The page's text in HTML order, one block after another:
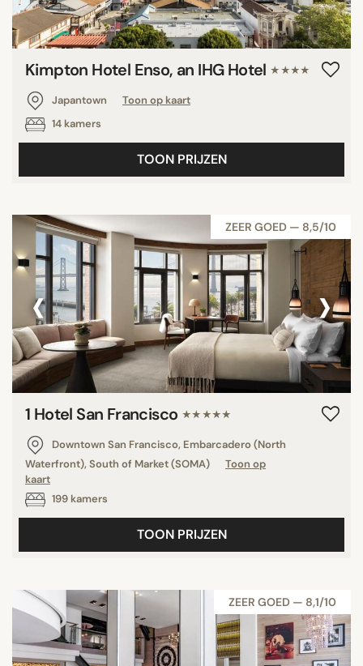
Kimpton Hotel Enso, an IHG Hotel ★★★★
Japantown
Toon op kaart
14 kamers
TOON PRIJZEN
ZEER GOED — 8,5/10
‹ ›
1 Hotel San Francisco ★★★★★
Downtown San Francisco, Embarcadero (North
Waterfront), South of Market (SOMA)
Toon op
kaart
199 kamers
TOON PRIJZEN
ZEER GOED — 8,1/10